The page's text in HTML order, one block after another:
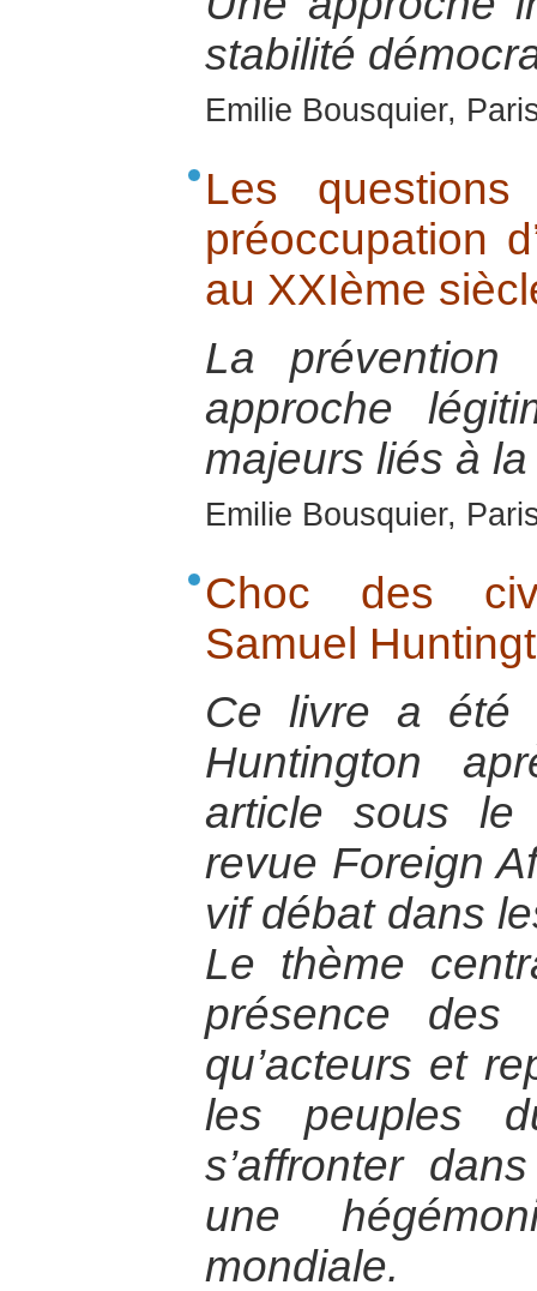
stabilité
Emilie Bousquier,
Les
préoccupation
au XXIème
La prévention
approche
majeurs liés à
Emilie Bousquier,
Choc des
Samuel
Ce livre a été
Huntington
article sous
revue Foreign
vif débat dans
Le thème
présence des
qu’acteurs et
les peuples
s’affronter
une
mondiale.